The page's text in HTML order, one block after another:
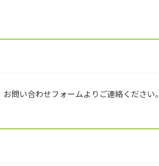
問い合わせフォームよりご連絡ください。